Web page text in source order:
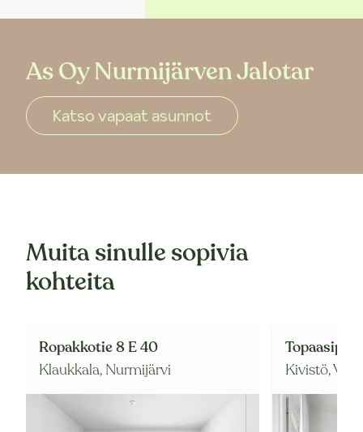
As Oy Nurmijärven Jalotar
Katso vapaat asunnot
Muita sinulle sopivia
kohteita
Ropakkotie 8 E 40
Klaukkala, Nurmijärvi
Kivistö,